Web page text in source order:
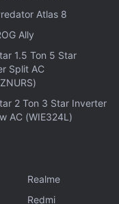
है, रीइन्फोर्समेंट
के।
किया गया।
है?
देना और आइटम
Atlas 8
Ally
1.5 Ton 5 Star
Split AC
2 Ton 3 Star Inverter
AC (WIE324L)
Realme
Redmi